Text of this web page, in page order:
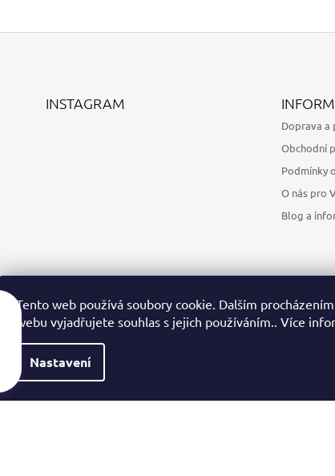
Tento web používá soubory cookie. Dalším
webu vyjadřujete souhlas s jejich používáním.. Více
Nastavení
INSTAGRAM
Sledovat na Instagramu
Doprava a
Obchodní
Podmínky
O nás pro
Blog a